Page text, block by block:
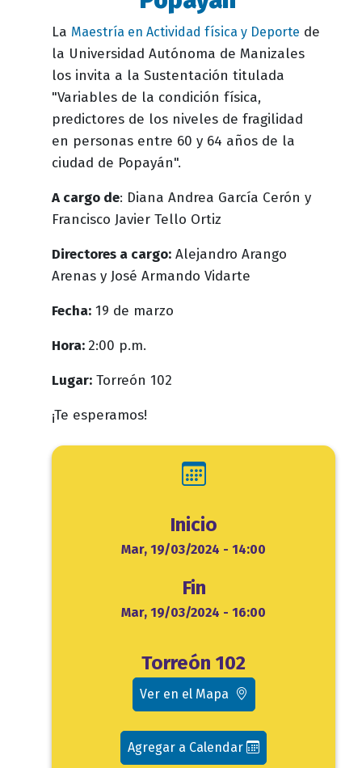
La Maestría en Actividad física y Deporte de
la Universidad Autónoma de Manizales
los invita a la Sustentación titulada
"Variables de la condición física,
predictores de los niveles de fragilidad
en personas entre 60 y 64 años de la
ciudad de Popayán".
A cargo de: Diana Andrea García Cerón y
Francisco Javier Tello Ortiz
Directores a cargo: Alejandro Arango
Arenas y José Armando Vidarte
Fecha: 19 de marzo
Hora: 2:00 р.m.
Lugar: Torreón 102
¡Te esperamos!
Inicio
Mar, 19/03/2024 - 14:00
Fin
Mar, 19/03/2024 - 16:00
UbicaciónTorreón 102
Ver en el Mapa
Agregar a Calendar